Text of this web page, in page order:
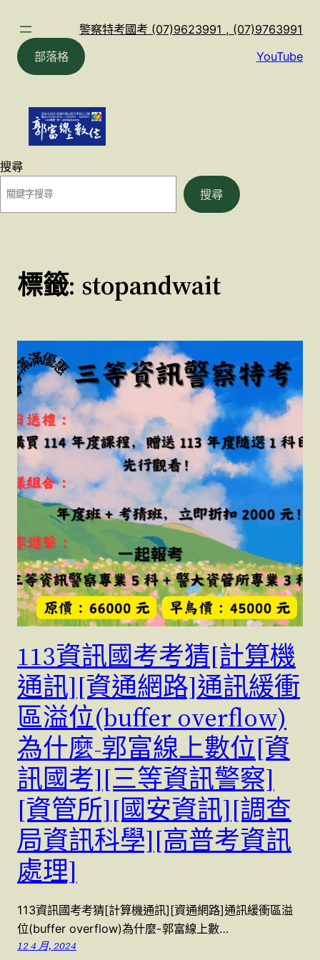
警察特考國考 (07)9623991 , (07)9763991
部落格
YouTube
搜尋
搜尋
標籤: stopandwait
113資訊國考考猜[計算機
通訊][資通網路]通訊緩衝
區溢位(buffer overflow)
為什麼-郭富線上數位[資
訊國考][三等資訊警察]
[資管所][國安資訊][調查
局資訊科學][高普考資訊
處理]
113資訊國考考猜[計算機通訊][資通網路]通訊緩衝區溢
位(buffer overflow)為什麼-郭富線上數…
12 4 月, 2024